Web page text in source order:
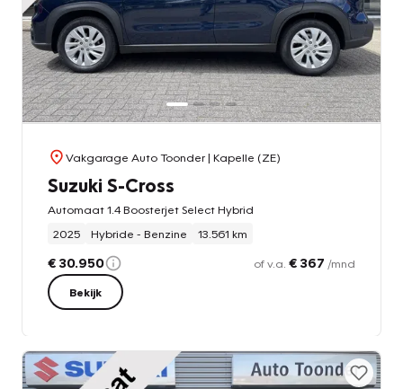
Vakgarage Auto Toonder| Kapelle (ZE)
Suzuki S-Cross
Automaat 1.4 Boosterjet Select Hybrid
2025
Hybride - Benzine 13.561 km
€ 30.950 of v.a. € 367 /mnd
Bekijk